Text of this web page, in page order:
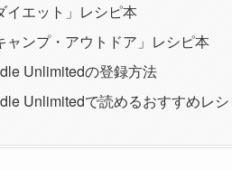
イエット」レシピ本
ャンプ・アウトドア」レシピ本
Unlimitedの登録方法
Unlimitedで読めるおすすめレ